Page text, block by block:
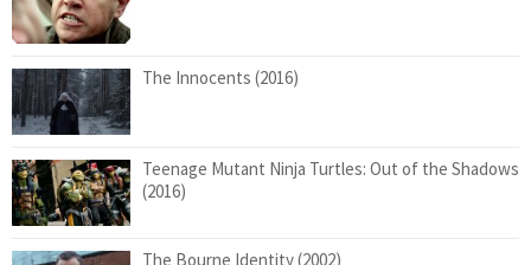
The Innocents (2016)
Teenage Mutant Ninja Turtles: Out of the Shadows
(2016)
The Bourne Identity (2002)